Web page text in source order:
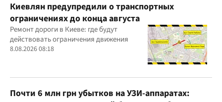
Киевлян предупредили о транспортных
ограничениях до конца августа
Ремонт дороги в Киеве: где будут
действовать ограничения движения
8.08.2026 08:18
Почти 6 млн грн убытков на УЗИ-аппаратах: